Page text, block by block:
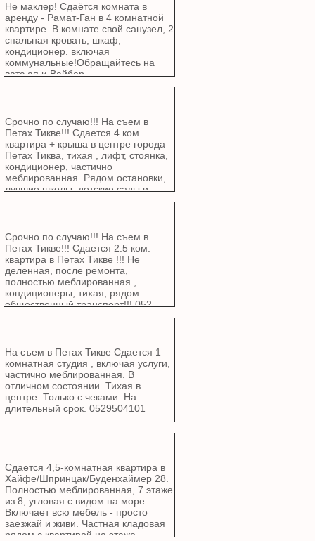
Не маклер! Сдаётся комната в
аренду - Рамат-Ган в 4 комнатной
квартире. В комнате свой санузел, 2
спальная кровать, шкаф,
кондиционер. включая
коммунальные!Обращайтесь на
ватс ап и Вайбер
Срочно по случаю!!! На съем в
Петах Тикве!!! Сдается 4 ком.
квартира + крыша в центре города
Петах Тиква, тихая , лифт, стоянка,
кондиционер, частично
меблированная. Рядом остановки,
лучшие школы, детские сады и
Срочно по случаю!!! На съем в
Петах Тикве!!! Сдается 2.5 ком.
квартира в Петах Тикве !!! Не
деленная, после ремонта,
полностью меблированная ,
кондиционеры, тихая, рядом
общественный транспорт!!! 052-
На съем в Петах Тикве Сдается 1
комнатная студия , включая услуги,
частично меблированная. В
отличном состоянии. Тихая в
центре. Только с чеками. На
длительный срок. 0529504101
Сдается 4,5-комнатная квартира в
Хайфе/Шпринцак/Буденхаймер 28.
Полностью меблированная, 7 этаже
из 8, угловая с видом на море.
Включает всю мебель - просто
заезжай и живи. Частная кладовая
рядом с квартирой на этаже,